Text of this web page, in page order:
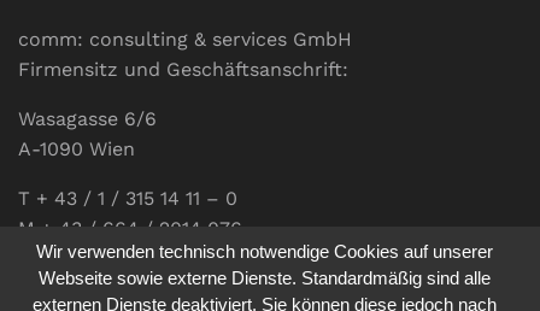
comm: consulting & services GmbH
Firmensitz und Geschäftsanschrift:
Wasagasse 6/6
A-1090 Wien
T + 43 / 1 / 315 14 11 – 0
M + 43 / 664 / 2014 076
E-Mail:office@communications.co.at
Wir verwenden technisch notwendige Cookies auf unserer
Webseite sowie externe Dienste. Standardmäßig sind alle
externen Dienste deaktiviert. Sie können diese jedoch nach